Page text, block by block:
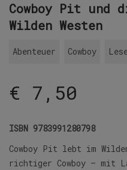
Cowboy Pit und
Wilden Westen
Abenteuer Cowboy
€ 7,50
ISBN 9783991280798
Cowboy Pit lebt im
richtiger Cowboy – mit